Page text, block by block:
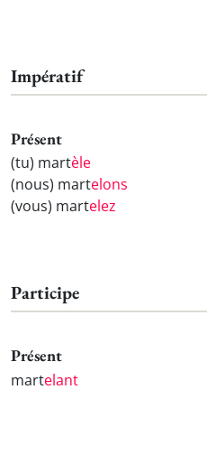
Impératif
Présent
(tu) martèle
(nous) martelons
(vous) martelez
Participe
Présent
martelant